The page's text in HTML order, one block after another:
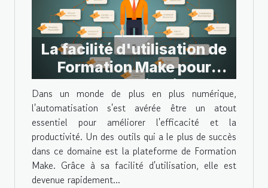
La facilité d'utilisation de
Formation Make pour
l'automatisation
Dans un monde de plus en plus numérique,
l'automatisation s'est avérée être un atout
essentiel pour améliorer l'efficacité et la
productivité. Un des outils qui a le plus de succès
dans ce domaine est la plateforme de Formation
Make. Grâce à sa facilité d'utilisation, elle est
devenue rapidement...